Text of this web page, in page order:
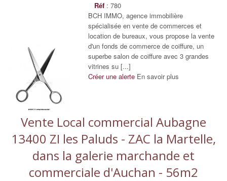
Réf : 780
BCH IMMO, agence immobilière
spécialisée en vente de commerces et
location de bureaux, vous propose la vente
d'un fonds de commerce de coiffure, un
superbe salon de coiffure avec 3 grandes
vitrines su [...]
Créer une alerte En savoir plus
Vente Local commercial Aubagne
13400 ZI les Paluds - ZAC la Martelle,
dans la galerie marchande et
commerciale d'Auchan - 56m2